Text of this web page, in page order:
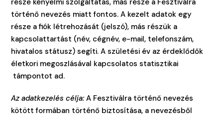
része kényelmi szolgáltatás, más része a Fesztiválra
történő nevezés miatt fontos. A kezelt adatok egy
része a fiók létrehozását (jelszó), más részük a
kapcsolattartást (név, cégnév, e-mail, telefonszám,
hivatalos státusz) segíti. A születési év az érdeklődők
életkori megoszlásával kapcsolatos statisztikai
támpontot ad.
Az adatkezelés célja: A Fesztiválra történő nevezés
kötött formában történő biztosítása, a nevezésből